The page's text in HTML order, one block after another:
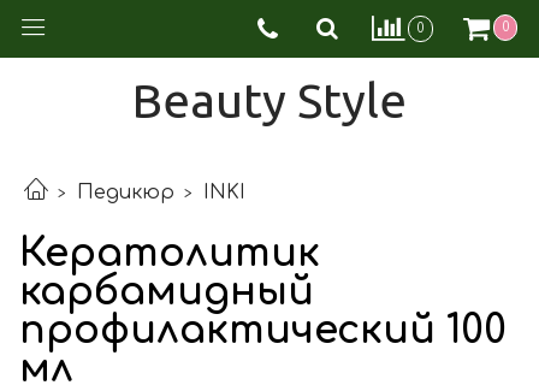
0 0
Beauty Style
Педикюр INKI
Кератолитик
карбамидный
профилактический 100
мл